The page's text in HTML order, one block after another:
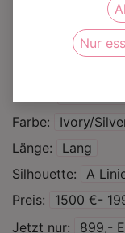
Auf die
Farbe
Ivory/
Länge
Lang
Silhouette
A
Preis
1500 €-
Jetzt nur
899,-
Nur